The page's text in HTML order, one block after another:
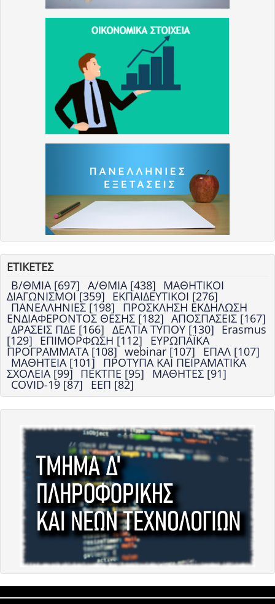
ΕΤΙΚΕΤΕΣ
Β/ΘΜΙΑ [697] Α/ΘΜΙΑ [438] ΜΑΘΗΤΙΚΟΙ
ΔΙΑΓΩΝΙΣΜΟΙ [359] ΕΚΠΑΙΔΕΥΤΙΚΟΙ [276]
ΠΑΝΕΛΛΗΝΙΕΣ [198] ΠΡΟΣΚΛΗΣΗ ΕΚΔΗΛΩΣΗ
ΕΝΔΙΑΦΕΡΟΝΤΟΣ ΘΕΣΗΣ [182] ΑΠΟΣΠΑΣΕΙΣ [167]
ΔΡΑΣΕΙΣ ΠΔΕ [166] ΔΕΛΤΙΑ ΤΥΠΟΥ [130] Erasmus
[129] ΕΠΙΜΟΡΦΩΣΗ [112] ΕΥΡΩΠΑΪΚΑ
ΠΡΟΓΡΑΜΜΑΤΑ [108] webinar [107] ΕΠΑΛ [107]
ΜΑΘΗΤΕΙΑ [101] ΠΡΟΤΥΠΑ ΚΑΙ ΠΕΙΡΑΜΑΤΙΚΑ
ΣΧΟΛΕΙΑ [99] ΠΕΚΤΠΕ [95] ΜΑΘΗΤΕΣ [91]
COVID-19 [87] ΕΕΠ [82]